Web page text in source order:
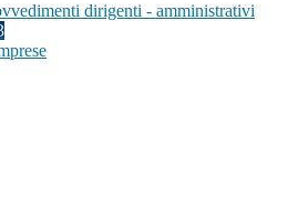
dirigenti - amministrativi